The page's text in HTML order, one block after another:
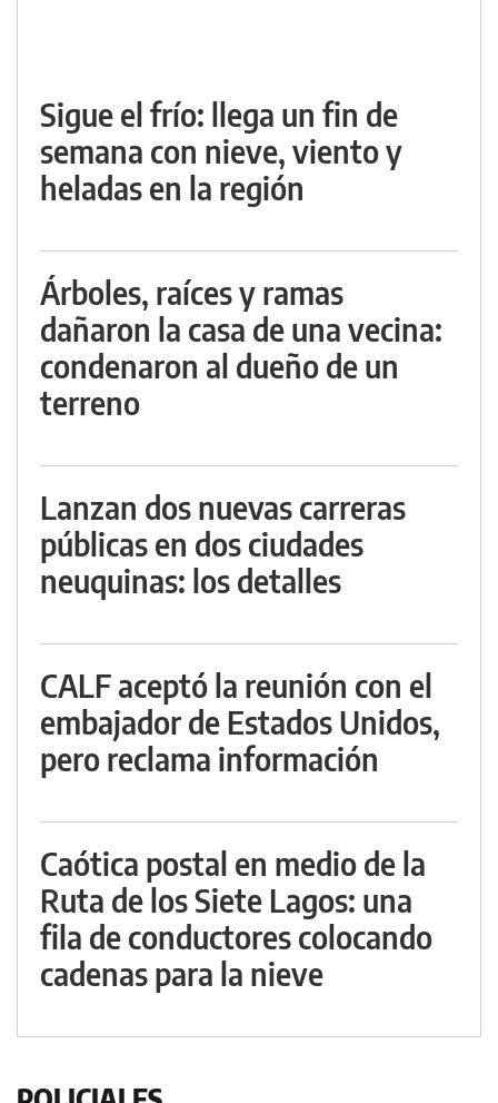
Sigue el frío: llega un fin de
semana con nieve, viento y
heladas en la región
Árboles, raíces y ramas
dañaron la casa de una vecina:
condenaron al dueño de un
terreno
Lanzan dos nuevas carreras
públicas en dos ciudades
neuquinas: los detalles
CALF aceptó la reunión con el
embajador de Estados Unidos,
pero reclama información
Caótica postal en medio de la
Ruta de los Siete Lagos: una
fila de conductores colocando
cadenas para la nieve